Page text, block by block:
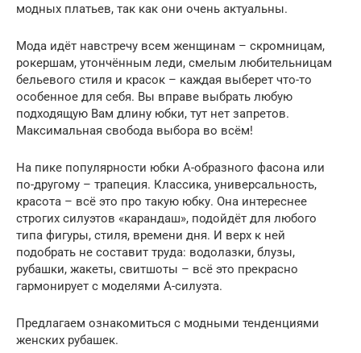
модных платьев, так как они очень актуальны.
Мода идёт навстречу всем женщинам – скромницам,
рокершам, утончённым леди, смелым любительницам
бельевого стиля и красок – каждая выберет что-то
особенное для себя. Вы вправе выбрать любую
подходящую Вам длину юбки, тут нет запретов.
Максимальная свобода выбора во всём!
На пике популярности юбки А-образного фасона или
по-другому – трапеция. Классика, универсальность,
красота – всё это про такую юбку. Она интереснее
строгих силуэтов «карандаш», подойдёт для любого
типа фигуры, стиля, времени дня. И верх к ней
подобрать не составит труда: водолазки, блузы,
рубашки, жакеты, свитшоты – всё это прекрасно
гармонирует с моделями А-силуэта.
Предлагаем ознакомиться с модными тенденциями
женских рубашек.